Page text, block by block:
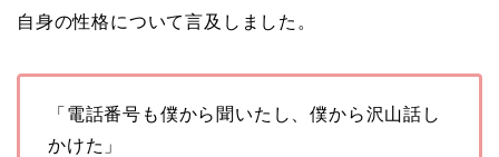
自身の性格について言及しました。
「電話番号も僕から聞いたし、僕から沢山話し
かけた」